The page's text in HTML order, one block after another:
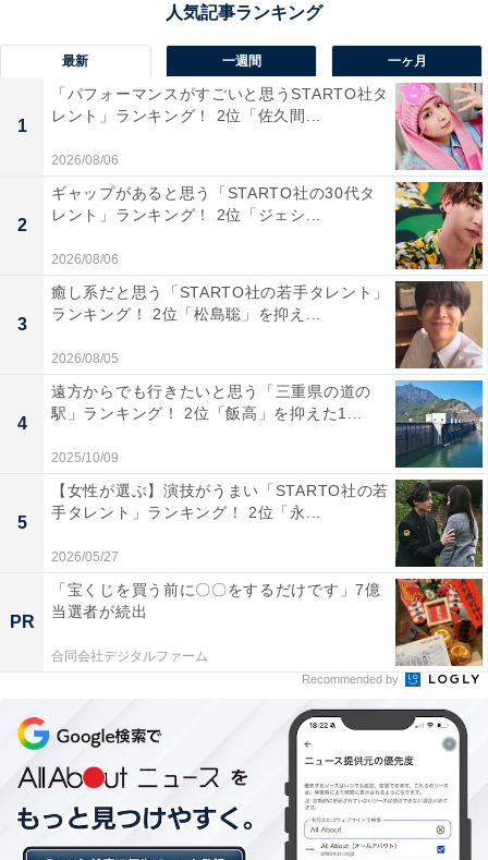
1位：生田斗真
View this post on Instagram
最新 一週間 一ヶ月
1
「パフォーマンスがすごいと思うSTARTO社タ
レント」ランキング！ 2位「佐久間...
2026/08/06
2
ギャップがあると思う「STARTO社の30代タ
レント」ランキング！ 2位「ジェシ...
2026/08/06
3
癒し系だと思う「STARTO社の若手タレント」
ランキング！ 2位「松島聡」を抑え...
2026/08/05
4
遠方からでも行きたいと思う「三重県の道の
駅」ランキング！ 2位「飯高」を抑えた1...
2025/10/09
5
【女性が選ぶ】演技がうまい「STARTO社の若
手タレント」ランキング！ 2位「永...
2026/05/27
PR
「宝くじを買う前に〇〇をするだけです」7億
当選者が続出
合同会社デジタルファーム
Recommended by